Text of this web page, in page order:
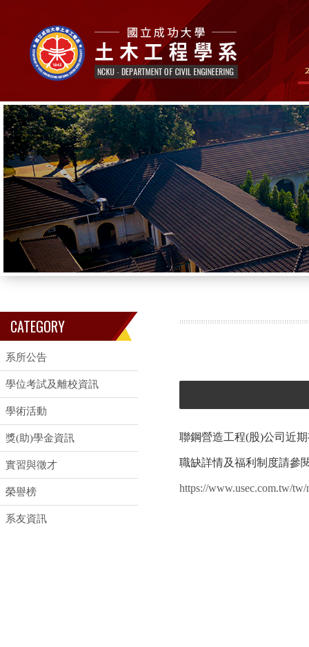
CATEGORY
系所公告
學位考試及離校資訊
學術活動
獎(助)學金資訊
實習與徵才
榮譽榜
系友資訊
聯鋼營造工程(股)公司近
職缺詳情及福利制度請參
https://www.usec.com.tw/tw/